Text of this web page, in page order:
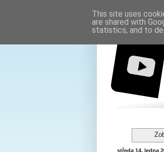
středa 14. ledna
This site uses
are shared with
statistics, and to